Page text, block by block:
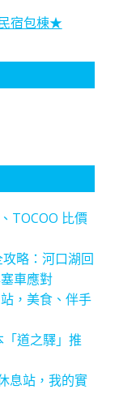
宿包棟★
TOCOO 比價
攻略：河口湖回
車應對
，美食、伴手
「道之驛」推
息站，我的實